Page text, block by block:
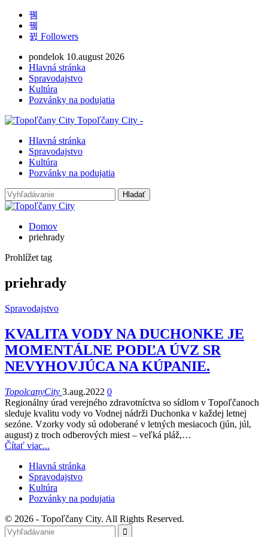
Followers
pondelok 10.august 2026
Hlavná stránka
Spravodajstvo
Kultúra
Pozvánky na podujatia
Topoľčany City -
Hlavná stránka
Spravodajstvo
Kultúra
Pozvánky na podujatia
Domov
priehrady
Prohlížet tag
priehrady
Spravodajstvo
KVALITA VODY NA DUCHONKE JE
MOMENTÁLNE PODĽA ÚVZ SR
NEVYHOVJÚCA NA KÚPANIE.
TopolcanyCity 3.aug.2022 0
Regionálny úrad verejného zdravotníctva so sídlom v Topoľčanoch
sleduje kvalitu vody vo Vodnej nádrži Duchonka v každej letnej
sezóne. Vzorky vody sú odoberané v letných mesiacoch (jún, júl,
august) z troch odberových miest – veľká pláž,…
Čítať viac...
Hlavná stránka
Spravodajstvo
Kultúra
Pozvánky na podujatia
© 2026 - Topoľčany City. All Rights Reserved.